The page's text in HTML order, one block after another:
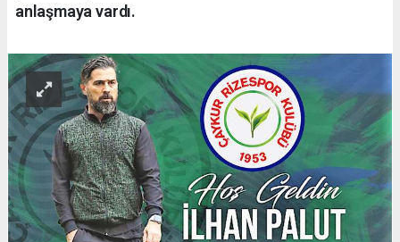
anlaşmaya vardı.